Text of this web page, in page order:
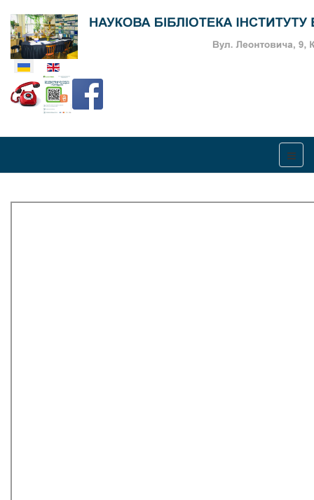
Оберіть свою мову